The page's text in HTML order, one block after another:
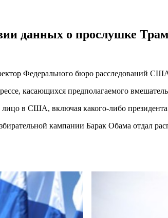
данных о прослушке
Федерального бюро расследований
касающихся предполагаемого
лицо в США, включая какого-либо
кампании Барак Обама отдал